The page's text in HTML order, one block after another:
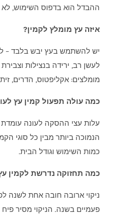
ההבדל הוא בדפוס השימוש, לא
איזה עץ מומלץ לקמין?
לעשן רב, ירידה בנצילות
מומלצים: אקליפטוס, הדרים,
כמה עולה תפעול קמין עץ
הנמוכה ביותר מבין כל סוגי
כמות השימוש וגודל הבית.
כמה תחזוקה נדרשת לקמין
ניקוי ארובה חובה אחת לשנה
פעמיים בשנה. הניקוי מסיר